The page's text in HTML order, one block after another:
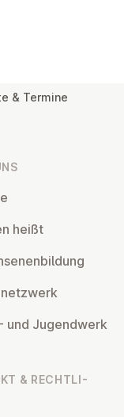
& Termine
heißt
und Ju­gend­werk
& RECHT­LI­